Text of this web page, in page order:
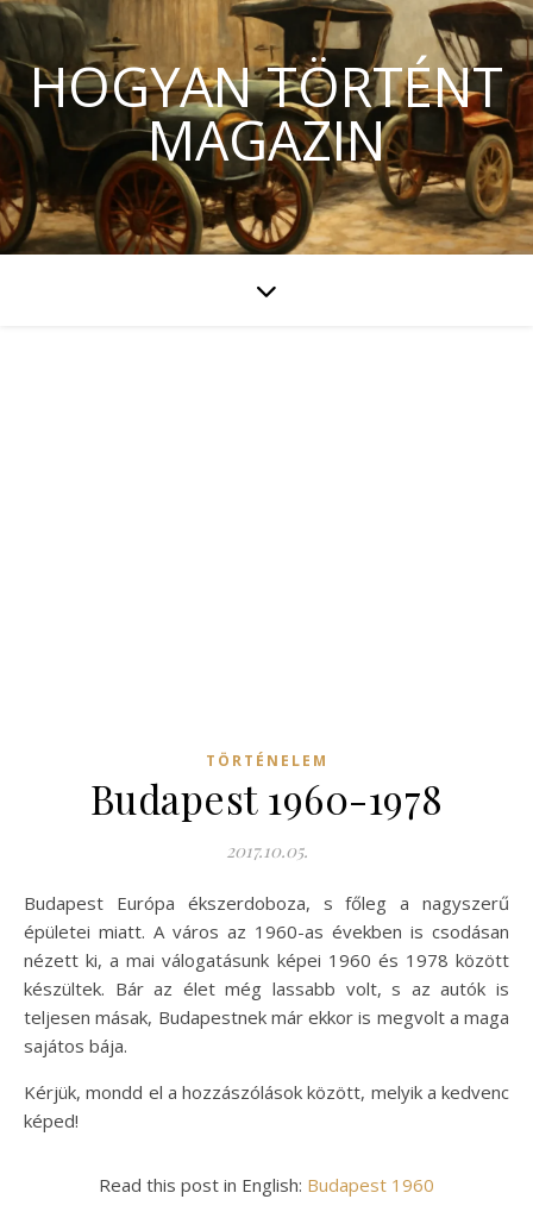
HOGYAN TÖRTÉNT
MAGAZIN
TÖRTÉNELEM
Budapest 1960-1978
2017.10.05.
Budapest Európa ékszerdoboza, s főleg a nagyszerű
épületei miatt. A város az 1960-as években is csodásan
nézett ki, a mai válogatásunk képei 1960 és 1978 között
készültek. Bár az élet még lassabb volt, s az autók is
teljesen másak, Budapestnek már ekkor is megvolt a maga
sajátos bája.
Kérjük, mondd el a hozzászólások között, melyik a kedvenc
képed!
Read this post in English: Budapest 1960